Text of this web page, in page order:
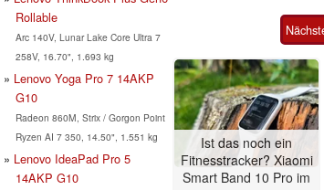
Rollable
Arc 140V, Lunar Lake Core Ultra 7
258V, 16.70", 1.693 kg
Lenovo Yoga Pro 7 14AKP
G10
Radeon 860M, Strix / Gorgon Point
Ryzen AI 7 350, 14.50", 1.551 kg
Lenovo IdeaPad Pro 5
14AKP G10
Ist das noch ein
Fitnesstracker? Xiaomi
Smart Band 10 Pro im